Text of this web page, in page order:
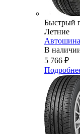
Быстрый
Летние
Автошина
В
5 766 ₽